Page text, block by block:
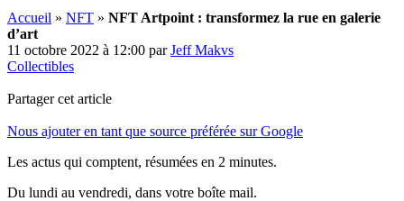
Accueil » NFT » NFT Artpoint : transformez la rue en galerie
d’art
11 octobre 2022 à 12:00 parJeff Makvs
Collectibles
Partager cet article
Nous ajouter en tant que source préférée sur Google
Les actus qui comptent, résumées en 2 minutes.
Du lundi au vendredi, dans votre boîte mail.